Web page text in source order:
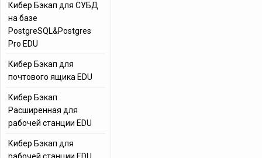
Кибер Бэкап для СУБД
на базе
PostgreSQL&Postgres
Pro EDU
Кибер Бэкап для
почтового ящика EDU
Кибер Бэкап
Расширенная для
рабочей станции EDU
Кибер Бэкап для